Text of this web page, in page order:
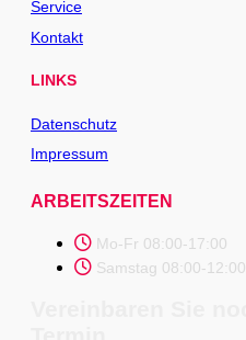
Service
Kontakt
LINKS
Datenschutz
Impressum
ARBEITSZEITEN
Mo-Fr 08:00-17:00
Samstag 08:00-12:00